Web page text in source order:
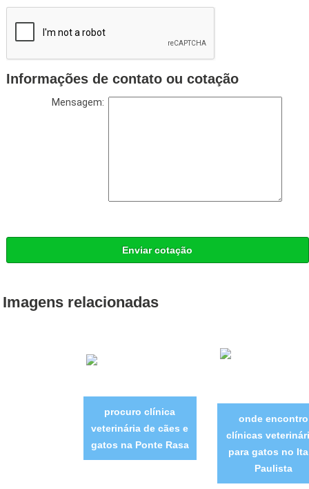
Informações de contato ou cotação
Mensagem:
Enviar cotação
Imagens relacionadas
procuro clínica
veterinária de cães e
gatos na Ponte Rasa
onde encontro
clínicas
para gatos no
Paulista